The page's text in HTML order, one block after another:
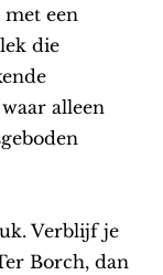
met een
die
alleen
Verblijf je
Borch, dan